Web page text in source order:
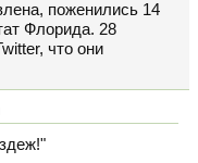
поженились 14
Флорида. 28
что они